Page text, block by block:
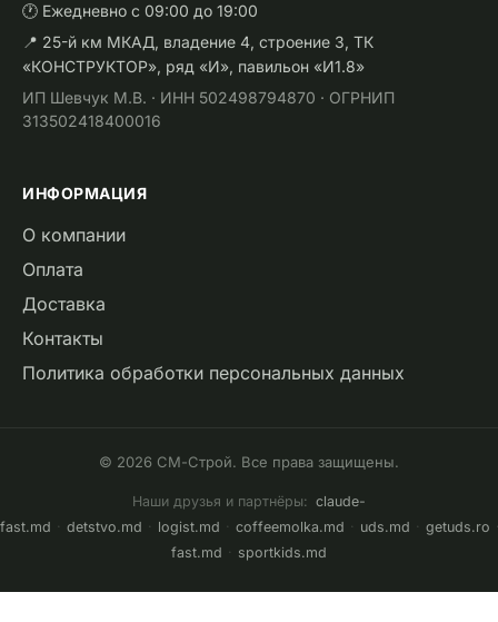
🕐 Ежедневно с 09:00 до 19:00
📍 25-й км МКАД, владение 4, строение 3, ТК
«КОНСТРУКТОР», ряд «И», павильон «И1.8»
ИП Шевчук М.В. · ИНН 502498794870 · ОГРНИП
313502418400016
ИНФОРМАЦИЯ
О компании
Оплата
Доставка
Контакты
Политика обработки персональных данных
© 2026 СМ-Строй. Все права защищены.
Наши друзья и партнёры: claude-
fast.md · detstvo.md · logist.md · coffeemolka.md · uds.md · getuds.ro
fast.md · sportkids.md